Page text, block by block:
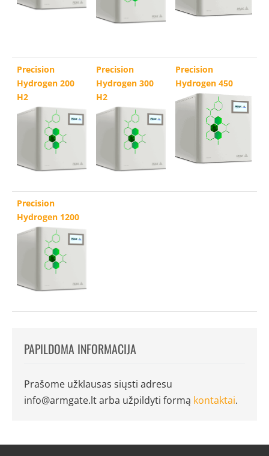
PAPILDOMA INFORMACIJA
Prašome užklausas siųsti adresu
info@armgate.ltarba užpildyti formą kontaktai.
Precision
Hydrogen 200
H2
Precision
Hydrogen 300
H2
Precision
Hydrogen 450
Precision
Hydrogen 1200